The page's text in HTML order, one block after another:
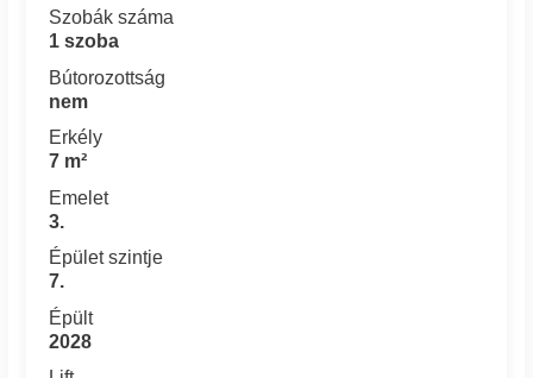
Szobák száma
1 szoba
Bútorozottság
nem
Erkély
7 m²
Emelet
3.
Épület szintje
7.
Épült
2028